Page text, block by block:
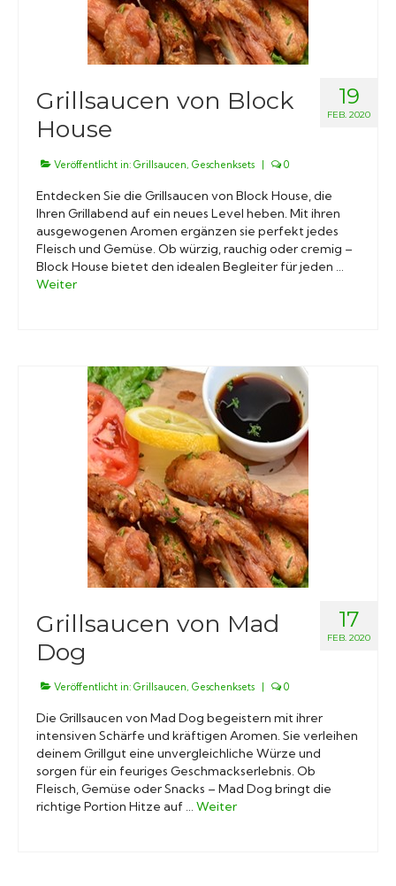
19
FEB. 2020
Grillsaucen von Block
House
Veröffentlicht in: Grillsaucen, Geschenksets | 0
Entdecken Sie die Grillsaucen von Block House, die
Ihren Grillabend auf ein neues Level heben. Mit ihren
ausgewogenen Aromen ergänzen sie perfekt jedes
Fleisch und Gemüse. Ob würzig, rauchig oder cremig –
Block House bietet den idealen Begleiter für jeden …
Weiter
17
FEB. 2020
Grillsaucen von Mad
Dog
Veröffentlicht in: Grillsaucen, Geschenksets 0
Die Grillsaucen von Mad Dog begeistern mit ihrer
intensiven Schärfe und kräftigen Aromen. Sie verleihen
deinem Grillgut eine unvergleichliche Würze und
sorgen für ein feuriges Geschmackserlebnis. Ob
Fleisch, Gemüse oder Snacks – Mad Dog bringt die
richtige Portion Hitze auf … Weiter